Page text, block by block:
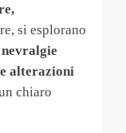
si esplorano
nevralgie
alterazioni
chiaro